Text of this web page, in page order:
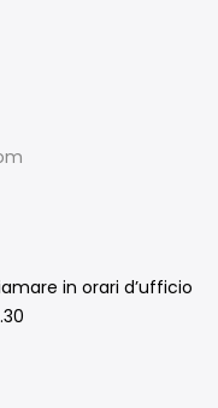
in orari d’ufficio